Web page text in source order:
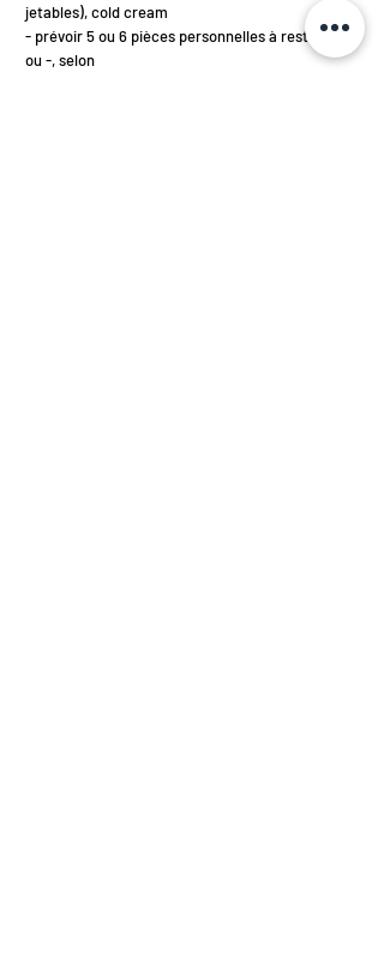
jetables), cold cream
- prévoir 5 ou 6 pièces personnelles à restaurer (+
ou -, selon